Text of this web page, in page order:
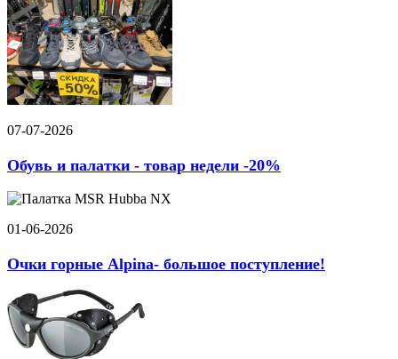
07-07-2026
Обувь и палатки - товар недели -20%
01-06-2026
Очки горные Alpina- большое поступление!